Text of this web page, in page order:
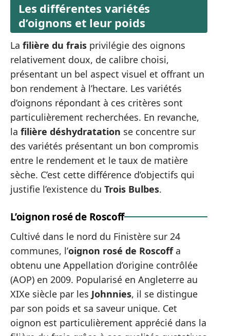
Les différentes variétés
d’oignons et leur poids
La filière du frais privilégie des oignons
relativement doux, de calibre choisi,
présentant un bel aspect visuel et offrant un
bon rendement à l’hectare. Les variétés
d’oignons répondant à ces critères sont
particulièrement recherchées. En revanche,
la filière déshydratation se concentre sur
des variétés présentant un bon compromis
entre le rendement et le taux de matière
sèche. C’est cette différence d’objectifs qui
justifie l’existence du Trois Bulbes.
L’oignon rosé de Roscoff
Cultivé dans le nord du Finistère sur 24
communes, l’oignon rosé de Roscoffa
obtenu une Appellation d’origine contrôlée
(AOP) en 2009. Popularisé en Angleterre au
XIXe siècle par les Johnnies, il se distingue
par son poids et sa saveur unique. Cet
oignon est particulièrement apprécié dans la